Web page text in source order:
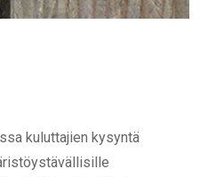
kuluttajien kysyntä